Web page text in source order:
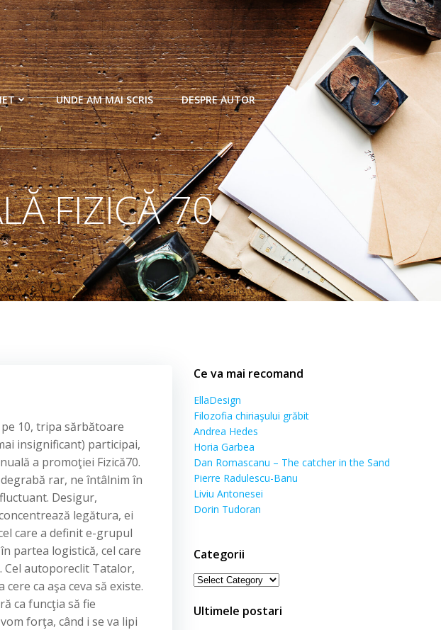
UNDE AM MAI SCRIS DESPRE AUTOR
FIZICĂ 70
10, tripa sărbătoare
insignificant) participai,
a promoţiei Fizică70.
rar, ne întâlnim în
Desigur,
legătura, ei
care a definit e-grupul
partea logistică, cel care
Cel autoporeclit Tatalor,
ca aşa ceva să existe.
ca funcţia să fie
forţa, când i se va lipi
Ce va mai recomand
EllaDesign
Filozofia chiriaşului grăbit
Andrea Hedes
Horia Garbea
Dan Romascanu – The catcher in the Sand
Pierre Radulescu-Banu
Liviu Antonesei
Dorin Tudoran
Categorii
Categorii
Ultimele postari